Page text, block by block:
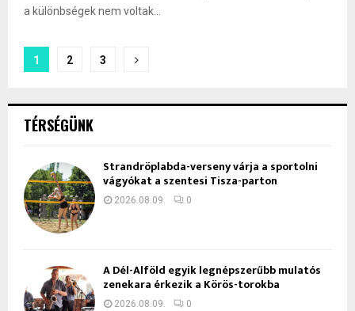
a különbségek nem voltak...
Bejegyzések
1 2 3
TÉRSÉGÜNK
Strandröplabda-verseny várja a sportolni
vágyókat a szentesi Tisza-parton
2026.08.09. 0
A Dél-Alföld egyik legnépszerűbb mulatós
zenekara érkezik a Körös-torokba
2026.08.09. 0